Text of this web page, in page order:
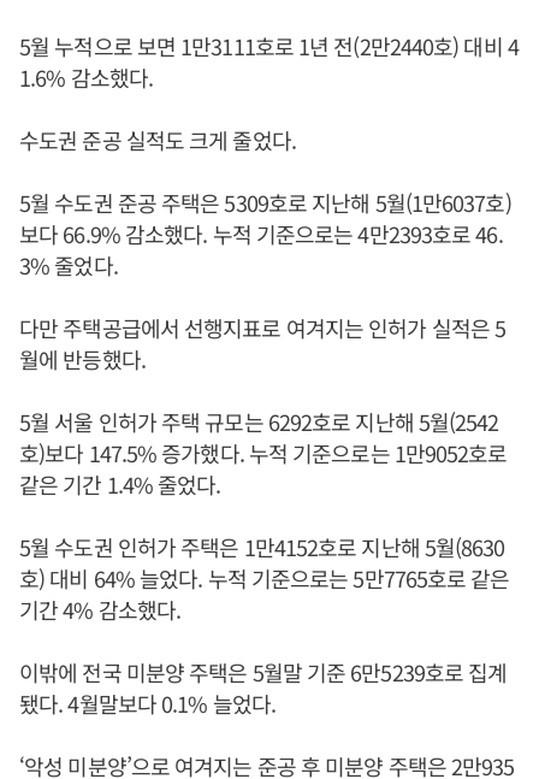
5월 누적으로 보면 1만3111호로 1년 전(2만2440호) 대비 4
1.6% 감소했다.
수도권 준공 실적도 크게 줄었다.
5월 수도권 준공 주택은 5309호로 지난해 5월(1만6037호)
보다 66.9% 감소했다. 누적 기준으로는 4만2393호로 46.
3% 줄었다.
다만 주택공급에서 선행지표로 여겨지는 인허가 실적은 5
월에 반등했다.
5월 서울 인허가 주택 규모는 6292호로 지난해 5월(2542
호)보다 147.5% 증가했다. 누적 기준으로는 1만9052호로
같은 기간 1.4% 줄었다.
5월 수도권 인허가 주택은 1만4152호로 지난해 5월(8630
호) 대비 64% 늘었다. 누적 기준으로는 5만7765호로 같은
기간 4% 감소했다.
이밖에 전국 미분양 주택은 5월말 기준 6만5239호로 집계
됐다. 4월말보다 0.1% 늘었다.
‘악성 미분양’으로 여겨지는 준공 후 미분양 주택은 2만935